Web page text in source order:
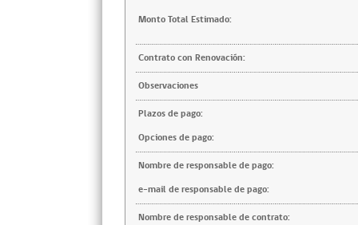
Monto Total Estimado:
Contrato con Renovación:
Observaciones
Plazos de pago:
Opciones de pago:
Nombre de responsable de pago:
e-mail de responsable de pago:
Nombre de responsable de contrato: